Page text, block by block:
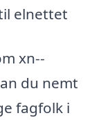
elnettet
xn--
du nemt
fagfolk i